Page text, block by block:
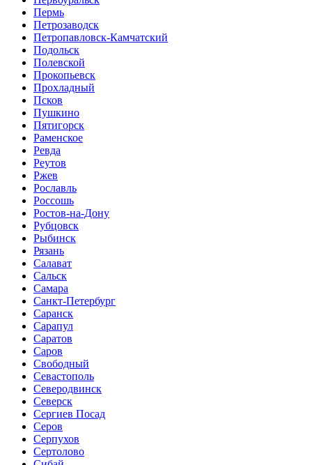
Пермь
Петрозаводск
Петропавловск-Камчатский
Подольск
Полевской
Прокопьевск
Прохладный
Псков
Пушкино
Пятигорск
Раменское
Ревда
Реутов
Ржев
Рославль
Россошь
Ростов-на-Дону
Рубцовск
Рыбинск
Рязань
Салават
Сальск
Самара
Санкт-Петербург
Саранск
Сарапул
Саратов
Саров
Свободный
Севастополь
Северодвинск
Северск
Сергиев Посад
Серов
Серпухов
Сертолово